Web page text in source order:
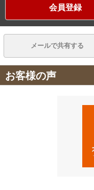
会員登録
メールで共有する
お客様の声